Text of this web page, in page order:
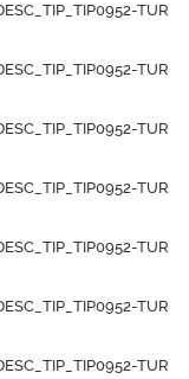
TUR
TUR
TUR
TUR
TUR
TUR
TUR